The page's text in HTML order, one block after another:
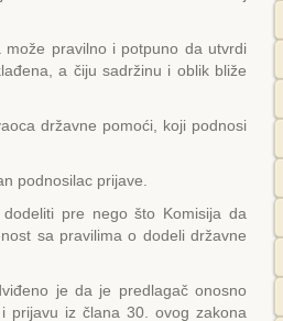
može pravilno i potpuno da utvrdi
a čiju sadržinu i oblik bliže
državne pomoći, koji podnosi
podnosilac prijave.
pre nego što Komisija da
sa pravilima o dodeli državne
je da je predlagač onosno
prijavu iz člana 30. ovog zakona